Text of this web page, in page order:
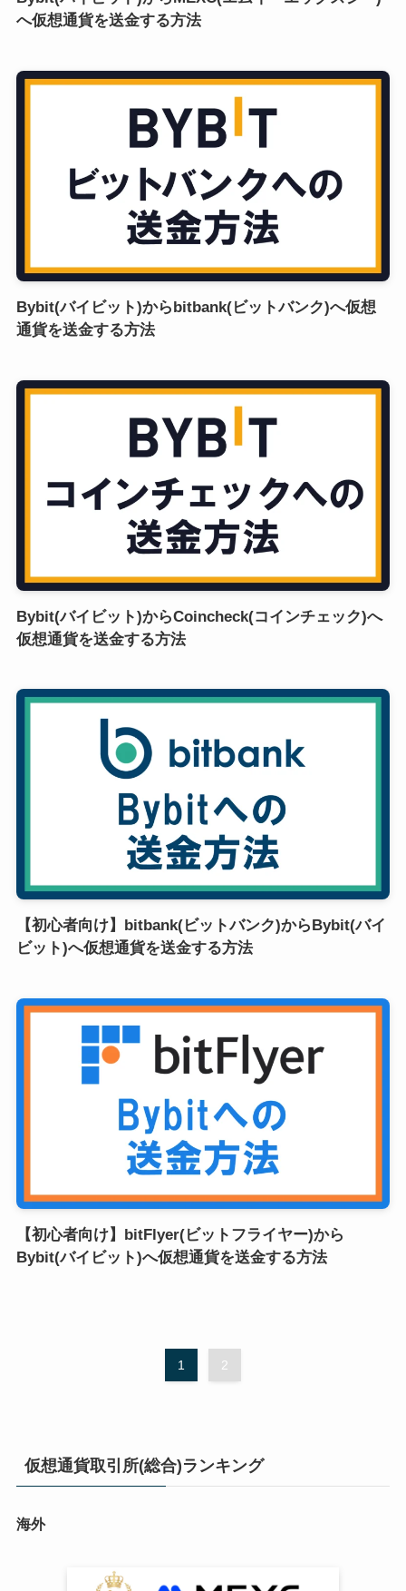
へ仮想通貨を送金する方法
Bybit(バイビット)からbitbank(ビットバンク)へ仮想
通貨を送金する方法
Bybit(バイビット)からCoincheck(コインチェック)へ
仮想通貨を送金する方法
【初心者向け】bitbank(ビットバンク)からBybit(バイ
ビット)へ仮想通貨を送金する方法
【初心者向け】bitFlyer(ビットフライヤー)から
Bybit(バイビット)へ仮想通貨を送金する方法
1 2
仮想通貨取引所(総合)ランキング
海外